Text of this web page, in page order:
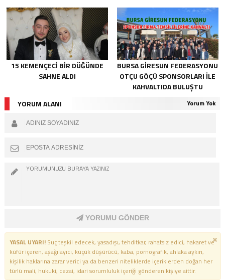
15 KEMENÇECI BIR DÜĞÜNDE
SAHNE ALDI
BURSA GIRESUN FEDERASYONU
OTÇU GÖÇÜ SPONSORLARI İLE
KAHVALTIDA BULUŞTU
YORUM ALANI
Yorum Yok
YORUMU GÖNDER
YASAL UYARI!Suç teşkil edecek, yasadışı, tehditkar, rahatsız edici, hakaret ve
küfür içeren, aşağılayıcı, küçük düşürücü, kaba, pornografik, ahlaka aykırı,
kişilik haklarına zarar verici ya da benzeri niteliklerde içeriklerden doğan her
türlü mali, hukuki, cezai, idari sorumluluk içeriği gönderen kişiye aittir.